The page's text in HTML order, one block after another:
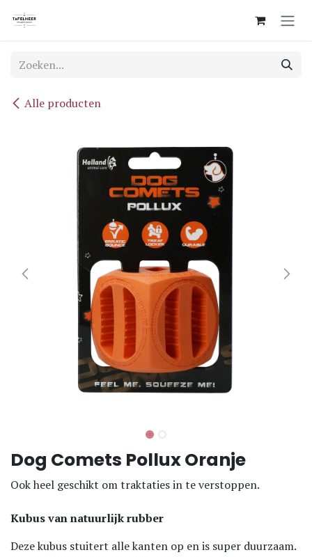
Alle producten
Dog Comets Pollux Oranje
Ook heel geschikt om traktaties in te verstoppen.
Kubus van natuurlijk rubber
Deze kubus stuitert alle kanten op en is super duurzaam.